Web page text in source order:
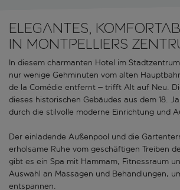
Elegantes,
in Montpelliers
In diesem charmanten Hotel im
nur wenige Gehminuten vom alten
de la Comédie entfernt – trifft Alt auf Neu.
dieses historischen Gebäudes aus dem 18.
durch die stilvolle moderne Einrichtung und
Der einladende Außenpool und die
erholsame Ruhe vom geschäftigen Treiben
gibt es ein Spa mit Hammam, Fitnessraum
Auswahl an Massagen und Behandlungen,
entspannen.